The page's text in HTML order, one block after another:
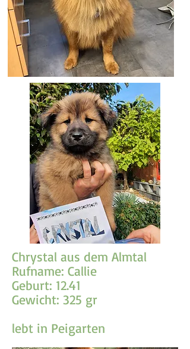
Chrystal aus dem Almtal
Rufname: Callie
Geburt: 12.41
Gewicht: 325 gr
lebt in Peigarten